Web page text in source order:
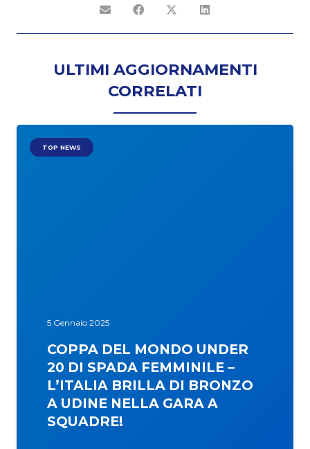
ULTIMI AGGIORNAMENTI
CORRELATI
TOP NEWS
5 Gennaio 2025
COPPA DEL MONDO UNDER
20 DI SPADA FEMMINILE –
L’ITALIA BRILLA DI BRONZO
A UDINE NELLA GARA A
SQUADRE!